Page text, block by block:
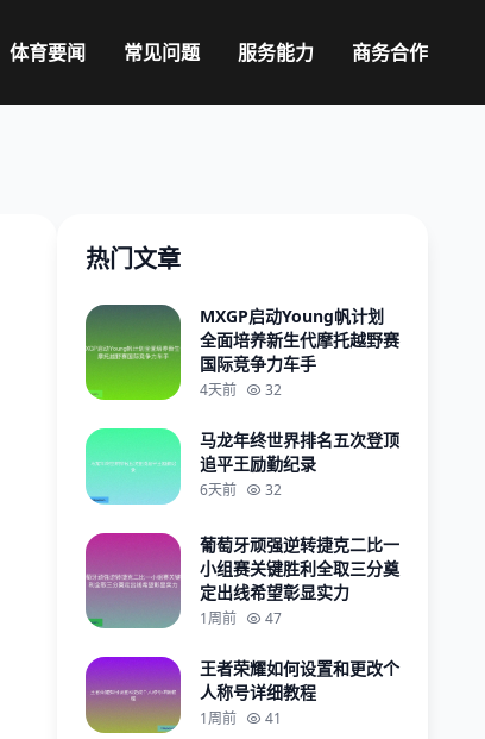
体育要闻 常见问题 服务能力 商务合作
热门文章
MXGP启动Young帆计划
全面培养新生代摩托越野赛
国际竞争力车手
4天前 32
马龙年终世界排名五次登顶
追平王励勤纪录
6天前 32
葡萄牙顽强逆转捷克二比一
小组赛关键胜利全取三分奠
定出线希望彰显实力
1周前 47
王者荣耀如何设置和更改个
人称号详细教程
1周前 41